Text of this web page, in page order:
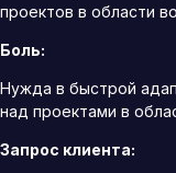
проектов в области
Боль:
Нужда в быстрой
над проектами в
Запрос клиента: